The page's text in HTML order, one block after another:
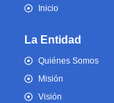
Inicio
La Entidad
Quiénes Somos
Misión
Visión